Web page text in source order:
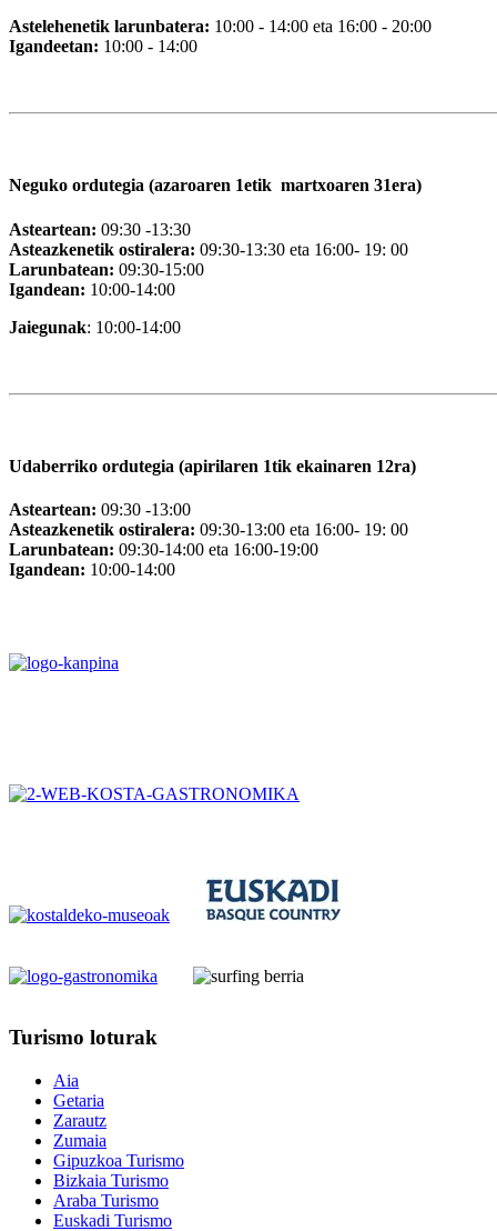
Astelehenetik larunbatera: 10:00 - 14:00 eta 16:00 - 20:00
Igandeetan: 10:00 - 14:00
Neguko ordutegia (azaroaren 1etik martxoaren 31era)
Asteartean: 09:30 -13:30
Asteazkenetik ostiralera: 09:30-13:30 eta 16:00- 19: 00
Larunbatean: 09:30-15:00
Igandean: 10:00-14:00
Jaiegunak: 10:00-14:00
Udaberriko ordutegia (apirilaren 1tik ekainaren 12ra)
Asteartean: 09:30 -13:00
Asteazkenetik ostiralera: 09:30-13:00 eta 16:00- 19: 00
Larunbatean: 09:30-14:00 eta 16:00-19:00
Igandean: 10:00-14:00
Turismo loturak
Aia
Getaria
Zarautz
Zumaia
Gipuzkoa Turismo
Bizkaia Turismo
Araba Turismo
Euskadi Turismo